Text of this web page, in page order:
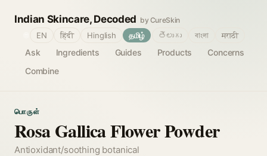
Indian Skincare, Decoded by CureSkin
Ask Ingredients Guides Products
Concerns
Combine
EN हिंदी Hinglish தமிழ் తెలుగు বাংলা मराठी
பொருள்
Rosa Gallica Flower Powder
Antioxidant/soothing botanical